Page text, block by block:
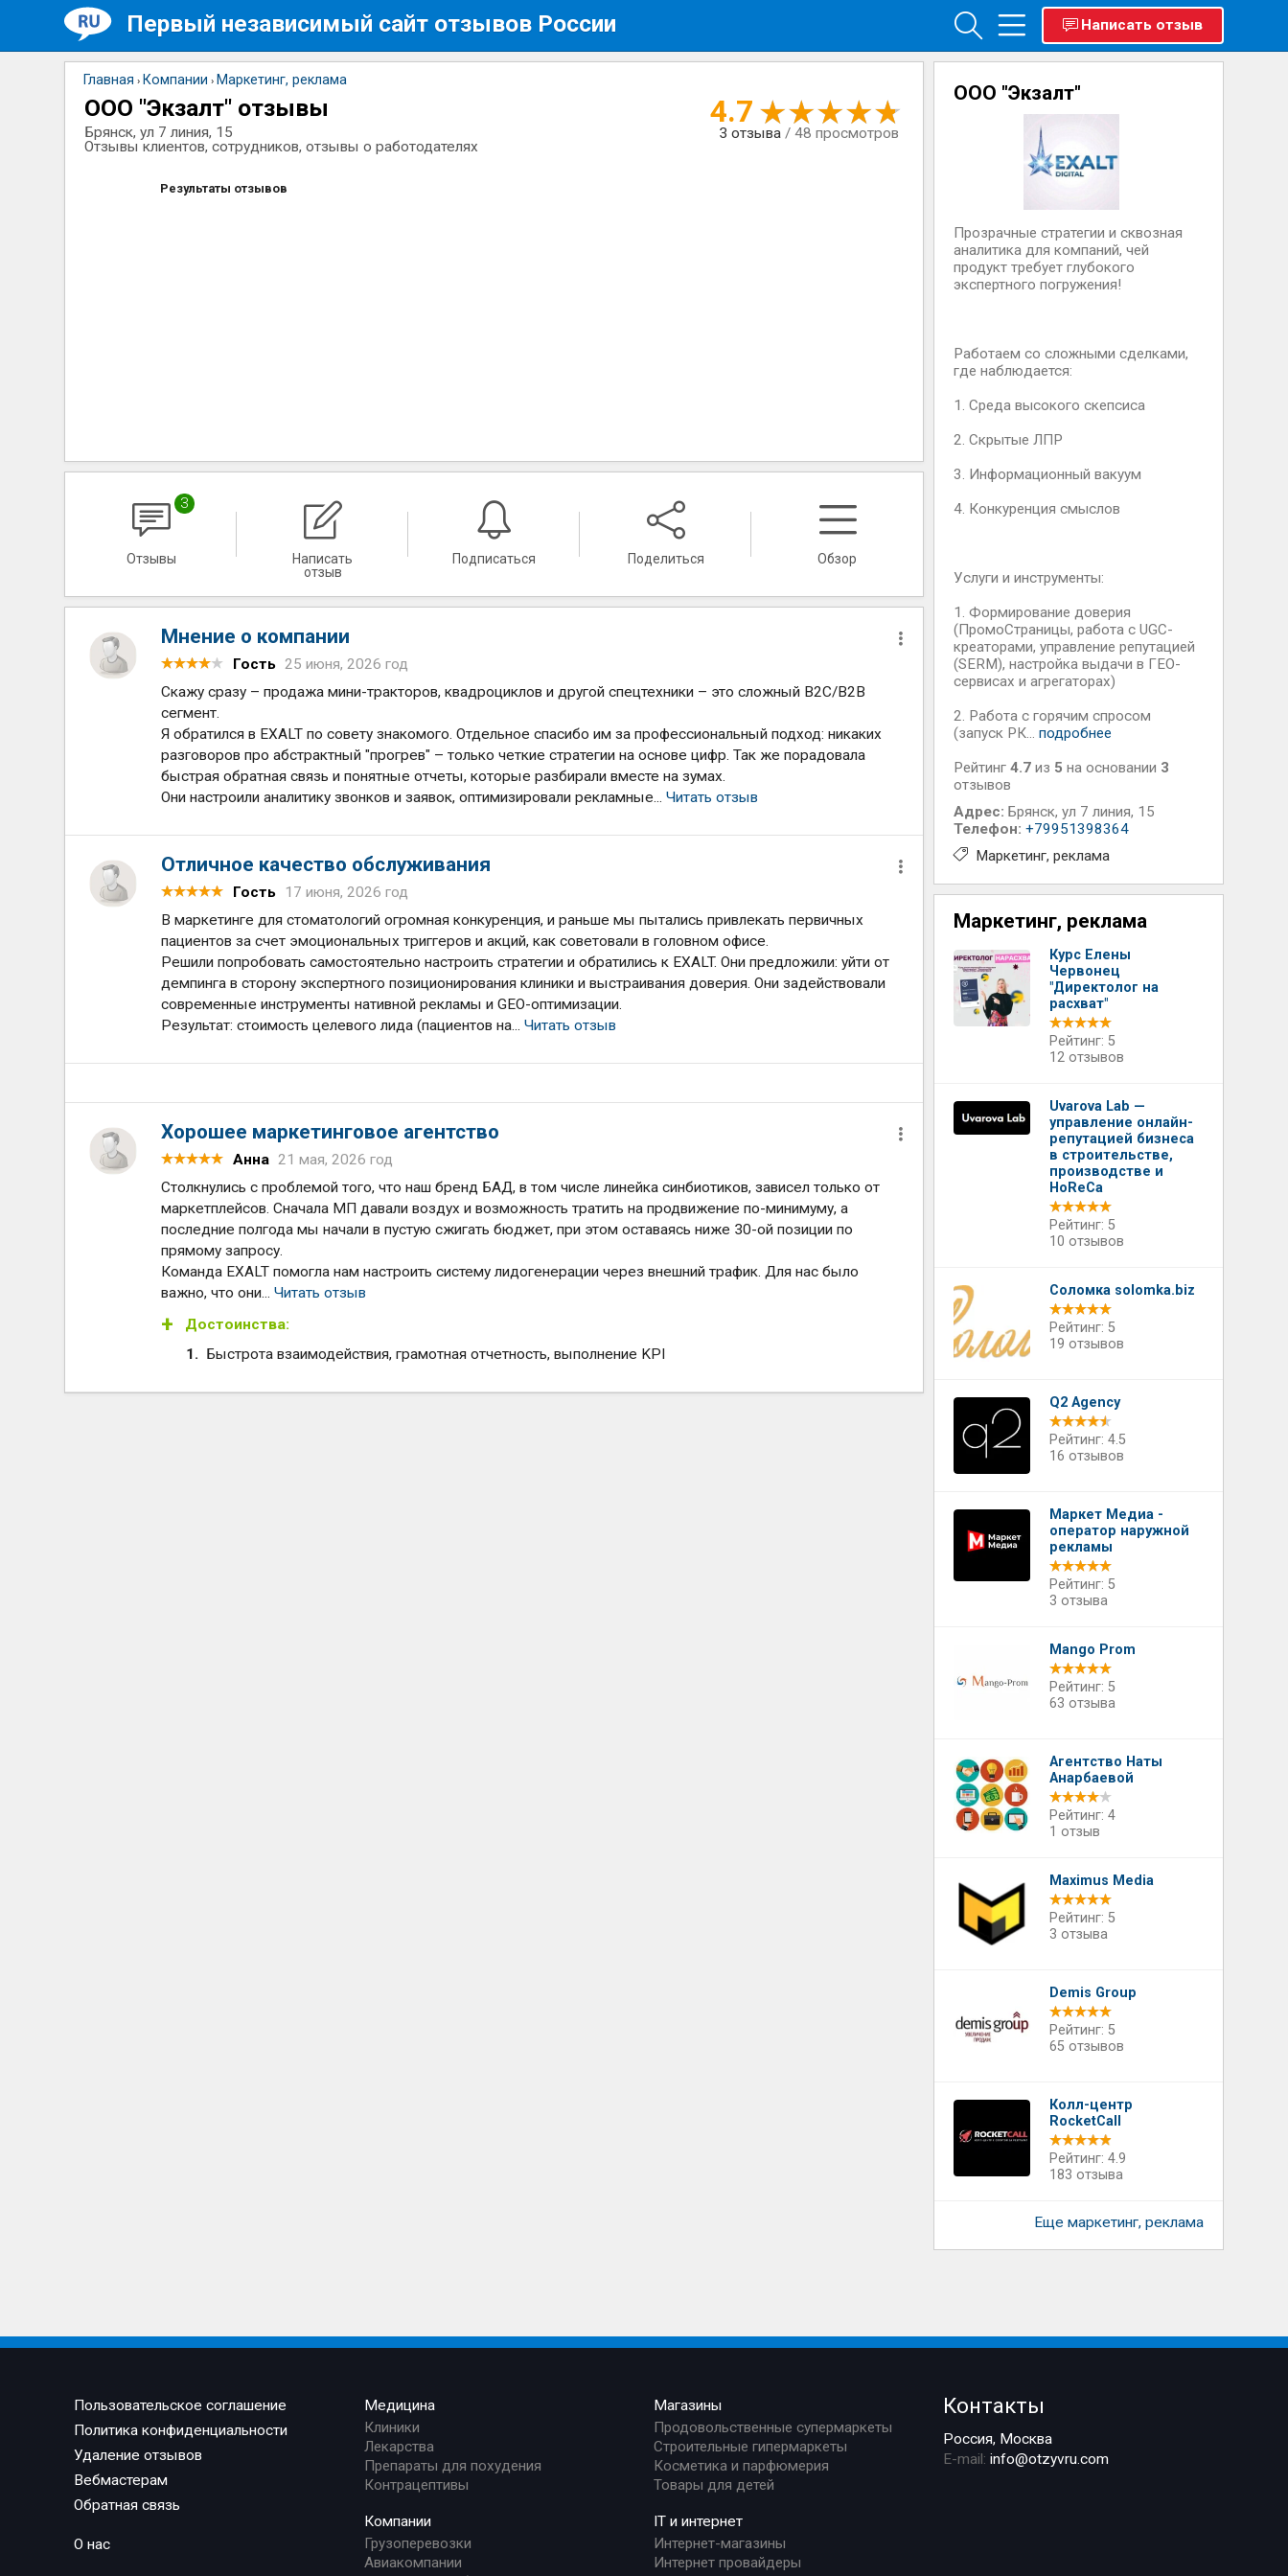
Первый независимый сайт отзывов России Написать отзыв
Главная › Компании › Маркетинг, реклама
ООО "Экзалт" отзывы
Брянск, ул 7 линия, 15
Отзывы клиентов, сотрудников, отзывы о работодателях
4.7
3 отзыва/ 48 просмотров
Результаты отзывов
3
Отзывы
Написать
отзыв
Подписаться Поделиться Обзор
Мнение о компании
Гость 25 июня, 2026 год
Скажу сразу – продажа мини-тракторов, квадроциклов и другой спецтехники – это сложный B2C/B2B
сегмент.
Я обратился в EXALT по совету знакомого. Отдельное спасибо им за профессиональный подход: никаких
разговоров про абстрактный "прогрев" – только четкие стратегии на основе цифр. Так же порадовала
быстрая обратная связь и понятные отчеты, которые разбирали вместе на зумах.
Они настроили аналитику звонков и заявок, оптимизировали рекламные...Читать отзыв
Отличное качество обслуживания
Гость
17 июня, 2026 год
В маркетинге для стоматологий огромная конкуренция, и раньше мы пытались привлекать первичных
пациентов за счет эмоциональных триггеров и акций, как советовали в головном офисе.
Решили попробовать самостоятельно настроить стратегии и обратились к EXALT. Они предложили: уйти от
демпинга в сторону экспертного позиционирования клиники и выстраивания доверия. Они задействовали
современные инструменты нативной рекламы и GEO-оптимизации.
Результат: стоимость целевого лида (пациентов на...Читать отзыв
Хорошее маркетинговое агентство
Анна 21 мая, 2026 год
Столкнулись с проблемой того, что наш бренд БАД, в том числе линейка синбиотиков, зависел только от
маркетплейсов. Сначала МП давали воздух и возможность тратить на продвижение по-минимуму, а
последние полгода мы начали в пустую сжигать бюджет, при этом оставаясь ниже 30-ой позиции по
прямому запросу.
Команда EXALT помогла нам настроить систему лидогенерации через внешний трафик. Для нас было
важно, что они...Читать отзыв
Достоинства:
Быстрота взаимодействия, грамотная отчетность, выполнение KPI
ООО "Экзалт"
Прозрачные стратегии и сквозная
аналитика для компаний, чей
продукт требует глубокого
экспертного погружения!
Работаем со сложными сделками,
где наблюдается:
1. Среда высокого скепсиса
2. Скрытые ЛПР
3. Информационный вакуум
4. Конкуренция смыслов
Услуги и инструменты:
1. Формирование доверия
(ПромоСтраницы, работа с UGC-
креаторами, управление репутацией
(SERM), настройка выдачи в ГЕО-
сервисах и агрегаторах)
2. Работа с горячим спросом
(запуск РК...подробнее
Рейтинг4.7 из 5 на основании 3
отзывов
Адрес: Брянск,ул 7 линия, 15
Телефон: +79951398364
Маркетинг, реклама
Маркетинг, реклама
Курс Елены
Червонец
"Директолог на
расхват"
Рейтинг: 5
12 отзывов
Uvarova Lab —
управление онлайн-
репутацией бизнеса
в строительстве,
производстве и
HoReCa
Рейтинг: 5
10 отзывов
Соломка solomka.biz
Рейтинг: 5
19 отзывов
Q2 Agency
Рейтинг: 4.5
16 отзывов
Маркет Медиа -
оператор наружной
рекламы
Рейтинг: 5
3 отзыва
Mango Prom
Рейтинг: 5
63 отзыва
Агентство Наты
Анарбаевой
Рейтинг: 4
1 отзыв
Maximus Media
Рейтинг: 5
3 отзыва
Demis Group
Рейтинг: 5
65 отзывов
Колл-центр
RocketCall
Рейтинг: 4.9
183 отзыва
Еще маркетинг, реклама
Пользовательское соглашение
Политика конфиденциальности
Удаление отзывов
Вебмастерам
Обратная связь
О нас
Медицина
Клиники
Лекарства
Препараты для похудения
Контрацептивы
Компании
Грузоперевозки
Авиакомпании
Магазины
Продовольственные супермаркеты
Строительные гипермаркеты
Косметика и парфюмерия
Товары для детей
IT и интернет
Интернет-магазины
Интернет провайдеры
Контакты
Россия, Москва
E-mail:info@otzyvru.com